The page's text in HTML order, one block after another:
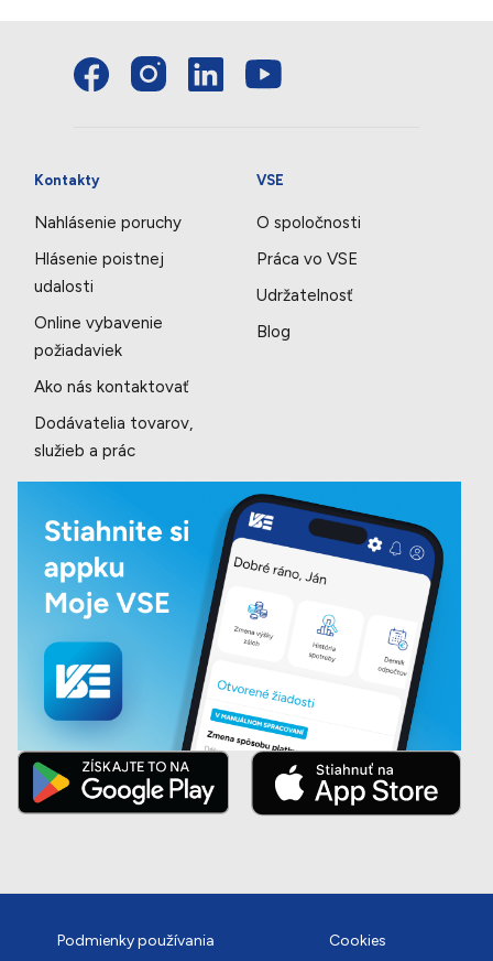
Kontakty
Nahlásenie poruchy
Hlásenie poistnej
udalosti
Online vybavenie
požiadaviek
Ako nás kontaktovať
Dodávatelia tovarov,
služieb a prác
VSE
O spoločnosti
Práca vo VSE
Udržatelnosť
Blog
Podmienky používania Cookies